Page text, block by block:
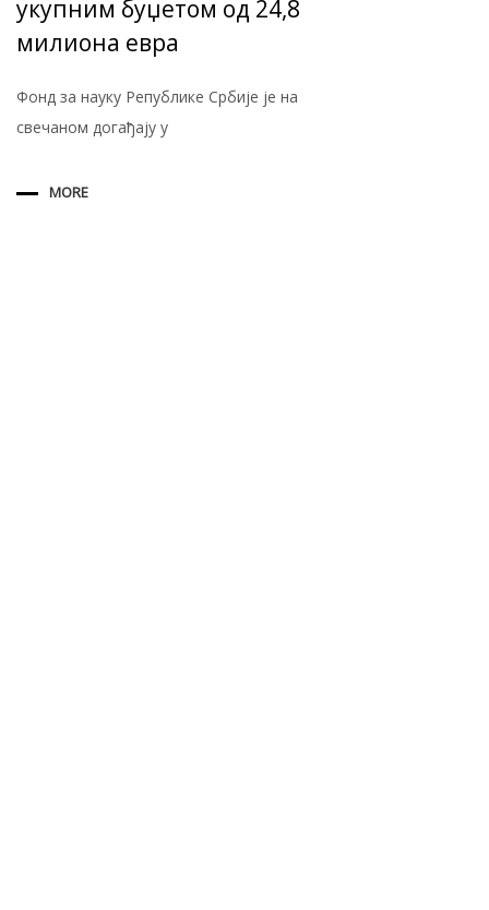
укупним буџетом од 24,8
милиона евра
Фонд за науку Републике Србије је на
свечаном догађају у
MORE